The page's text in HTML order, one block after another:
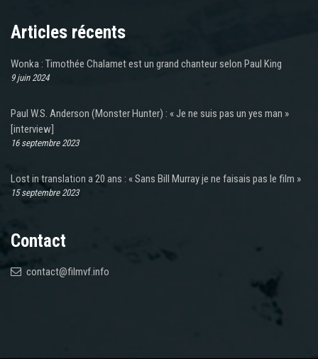
Articles récents
Wonka : Timothée Chalamet est un grand chanteur selon Paul King
9 juin 2024
Paul W.S. Anderson (Monster Hunter) : « Je ne suis pas un yes man »
[interview]
16 septembre 2023
Lost in translation a 20 ans : « Sans Bill Murray je ne faisais pas le film »
15 septembre 2023
Contact
contact@filmvf.info